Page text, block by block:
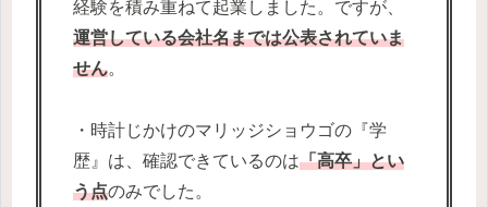
経験を積み重ねて起業しました。ですが、
運営している会社名までは公表されていま
せん。
・時計じかけのマリッジショウゴの『学
歴』は、確認できているのは「高卒」とい
う点のみでした。